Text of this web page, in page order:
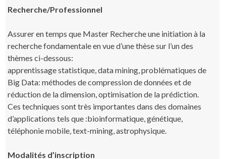
Recherche/Professionnel
Assurer en temps que Master Recherche une initiation à la
recherche fondamentale en vue d’une thèse sur l’un des
thèmes ci-dessous:
apprentissage statistique, data mining, problématiques de
Big Data: méthodes de compression de données et de
réduction de la dimension, optimisation de la prédiction.
Ces techniques sont très importantes dans des domaines
d’applications tels que :bioinformatique, génétique,
téléphonie mobile, text-mining, astrophysique.
Modalités d’inscription